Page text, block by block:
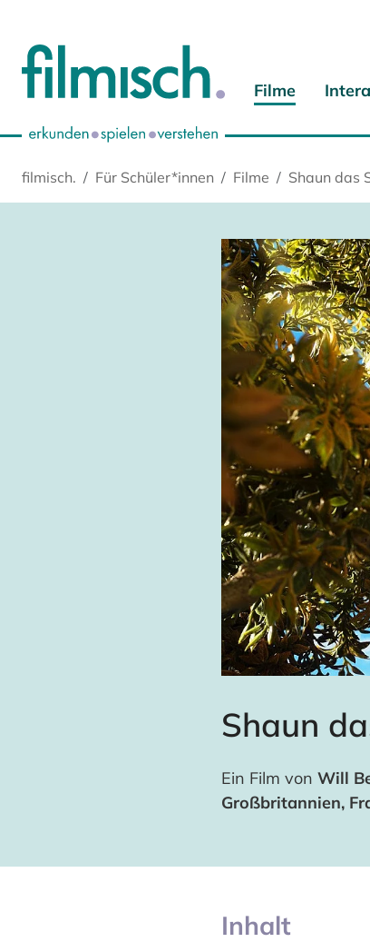
Filme
filmisch. Für Schüler*innen Filme Shaun das
Shaun
Ein Film von Will
Großbritannien,
Inhalt